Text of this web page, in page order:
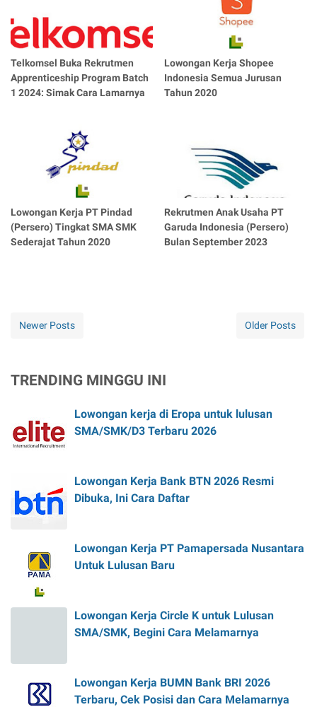
Telkomsel Buka Rekrutmen
Apprenticeship Program Batch
1 2024: Simak Cara Lamarnya
Lowongan Kerja Shopee
Indonesia Semua Jurusan
Tahun 2020
Lowongan Kerja PT Pindad
(Persero) Tingkat SMA SMK
Sederajat Tahun 2020
Rekrutmen Anak Usaha PT
Garuda Indonesia (Persero)
Bulan September 2023
Newer Posts Older Posts
TRENDING MINGGU INI
Lowongan kerja di Eropa untuk lulusan
SMA/SMK/D3 Terbaru 2026
Lowongan Kerja Bank BTN 2026 Resmi
Dibuka, Ini Cara Daftar
Lowongan Kerja PT Pamapersada Nusantara
Untuk Lulusan Baru
Lowongan Kerja Circle K untuk Lulusan
SMA/SMK, Begini Cara Melamarnya
Lowongan Kerja BUMN Bank BRI 2026
Terbaru, Cek Posisi dan Cara Melamarnya